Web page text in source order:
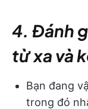
4. Đánh
từ xa và
Bạn đang
trong đó